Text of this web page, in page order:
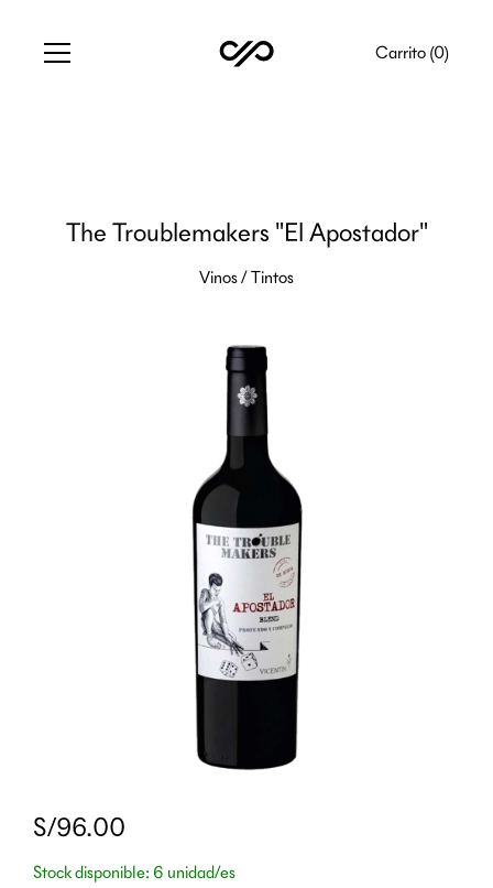
Carrito (0)
The Troublemakers "El Apostador"
Vinos/Tintos
S/96.00
Stock disponible: 6 unidad/es